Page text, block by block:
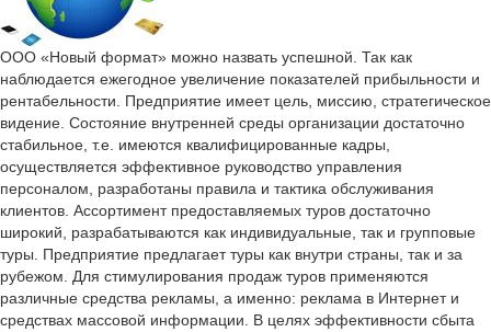
ООО «Новый формат» можно назвать успешной. Так как
наблюдается ежегодное увеличение показателей прибыльности и
рентабельности. Предприятие имеет цель, миссию, стратегическое
видение. Состояние внутренней среды организации достаточно
стабильное, т.е. имеются квалифицированные кадры,
осуществляется эффективное руководство управления
персоналом, разработаны правила и тактика обслуживания
клиентов. Ассортимент предоставляемых туров достаточно
широкий, разрабатываются как индивидуальные, так и групповые
туры. Предприятие предлагает туры как внутри страны, так и за
рубежом. Для стимулирования продаж туров применяются
различные средства рекламы, а именно: реклама в Интернет и
средствах массовой информации. В целях эффективности сбыта